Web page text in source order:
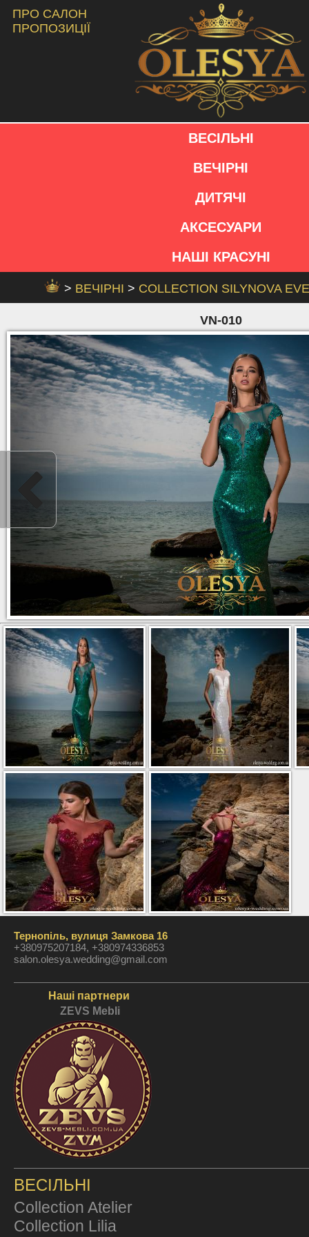
ПРО САЛОН
ПРОПОЗИЦІЇ
ВЕСІЛЬНІ
ВЕЧІРНІ
ДИТЯЧІ
АКСЕСУАРИ
НАШІ КРАСУНІ
> ВЕЧІРНІ > COLLECTION SILYNOVA
VN-010
Тернопіль, вулиця Замкова 16
+380975207184, +380974336853
salon.olesya.wedding@gmail.com
Наші партнери
ZEVS Mebli
ВЕСІЛЬНІ
Collection Atelier
Collection Lilia